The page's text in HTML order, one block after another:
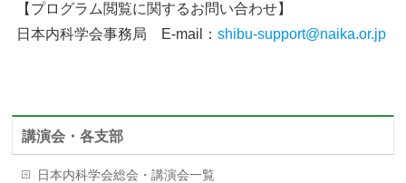
【プログラム閲覧に関するお問い合わせ】
日本内科学会事務局 E-mail：shibu-support@naika.or.jp
講演会・各支部
日本内科学会総会・講演会一覧